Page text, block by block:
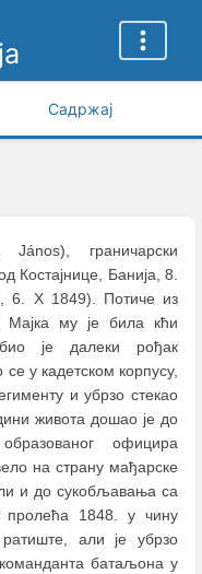
Садржај
граничарски
Костајнице, Банија, 8.
6. X 1849). Потиче из
Мајка му је била кћи
је далеки рођак
у кадетском корпусу,
и убрзо стекао
живота дошао је до
официра
на страну мађарске
и до сукобљавања са
пролећа 1848. у чину
али је убрзо
батаљона у